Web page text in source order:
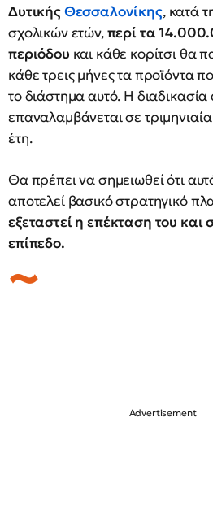
ΔυτικήςΘεσσαλονίκης, κατά
σχολικών ετών,περί τα
περιόδου και κάθε κορίτσι θα
κάθε τρεις μήνες τα προϊόντα
το διάστημα αυτό. Η
επαναλαμβάνεται σε
έτη.
Θα πρέπει να σημειωθεί ότι
αποτελεί βασικό στρατηγικό
εξεταστεί η επέκταση του και
επίπεδο.